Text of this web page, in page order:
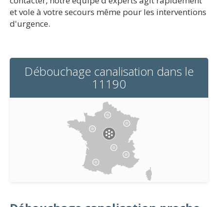
et vole à votre secours même pour les interventions
d'urgence.
Débouchage canalisation dans le
11190